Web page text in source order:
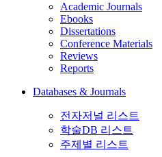
Academic Journals
Ebooks
Dissertations
Conference Materials
Reviews
Reports
Databases & Journals
전자저널 리스트
학술DB 리스트
주제별 리스트